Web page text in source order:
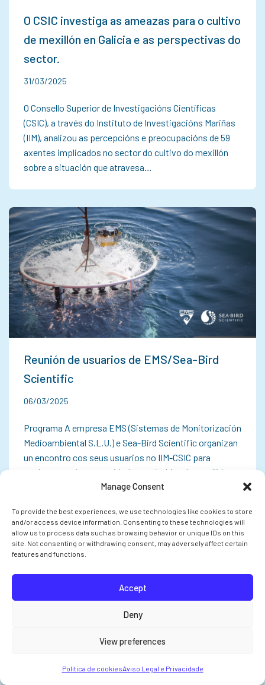
Manage Consent
To provide the best experiences, we use technologies like cookies to store
and/or access device information. Consenting to these technologies will
allow us to process data such as browsing behavior or unique IDs on this
site. Not consenting or withdrawing consent, may adversely affect certain
features and functions.
Accept
Deny
View preferences
Política de cookiesAviso Legal e Privacidade
O CSIC investiga as ameazas para o cultivo
de mexillón en Galicia e as perspectivas do
sector.
31/03/2025
O Consello Superior de Investigacións Científicas
(CSIC), a través do Instituto de Investigacións Mariñas
(IIM), analizou as percepcións e preocupacións de 59
axentes implicados no sector do cultivo do mexillón
sobre a situación que atravesa…
Reunión de usuarios de EMS/Sea-Bird
Scientific
06/03/2025
Programa A empresa EMS (Sistemas de Monitorización
Medioambiental S.L.U.) e Sea-Bird Scientific organizan
un encontro cos seus usuarios no IIM-CSIC para
explorar as súas necesidades no ámbito da recollida,
monitorización e análise de datos. O…
INVESTIGACIÓN